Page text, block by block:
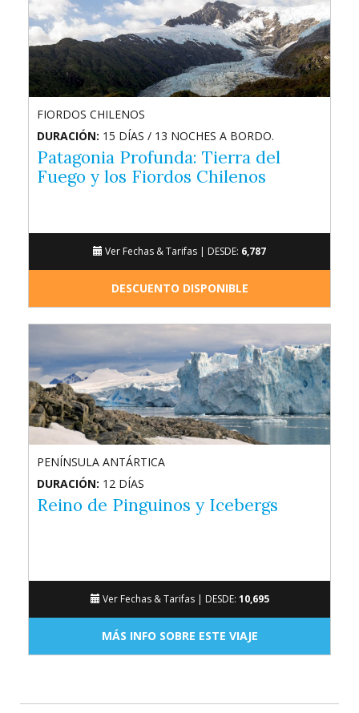
FIORDOS CHILENOS
DURACIÓN: 15 DÍAS / 13 NOCHES A BORDO.
Patagonia Profunda: Tierra del
Fuego y los Fiordos Chilenos
Ver Fechas & Tarifas | DESDE: 6,787
DESCUENTO DISPONIBLE
PENÍNSULA ANTÁRTICA
DURACIÓN: 12 DÍAS
Reino de Pinguinos y Icebergs
Ver Fechas & Tarifas | DESDE: 10,695
MÁS INFO SOBRE ESTE VIAJE